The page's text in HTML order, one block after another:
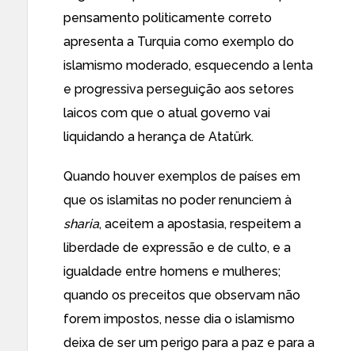
pensamento politicamente correto
apresenta a Turquia como exemplo do
islamismo moderado, esquecendo a lenta
e progressiva perseguição aos setores
laicos com que o atual governo vai
liquidando a herança de Atatürk.
Quando houver exemplos de países em
que os islamitas no poder renunciem à
sharia, aceitem a apostasia, respeitem a
liberdade de expressão e de culto, e a
igualdade entre homens e mulheres;
quando os preceitos que observam não
forem impostos, nesse dia o islamismo
deixa de ser um perigo para a paz e para a